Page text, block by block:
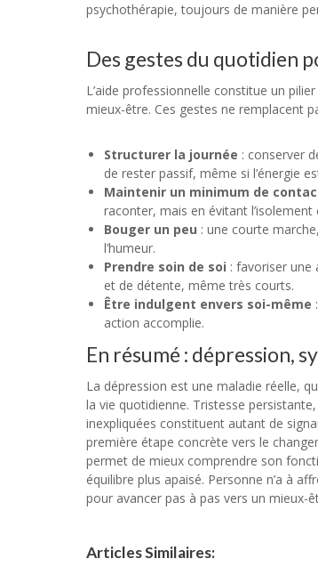
psychothérapie, toujours de manière
Des gestes du quotidien
L’aide professionnelle constitue un
mieux-être. Ces gestes ne remplacent
Structurer la journée : conserver
de rester passif, même si l’énergie
Maintenir un minimum de
raconter, mais en évitant l’isolement
Bouger un peu : une courte
l’humeur.
Prendre soin de soi : favoriser une
et de détente, même très courts.
Être indulgent envers soi-même
action accomplie.
En résumé : dépression,
La dépression est une maladie réelle,
la vie quotidienne. Tristesse
inexpliquées constituent autant de
première étape concrète vers le
permet de mieux comprendre son
équilibre plus apaisé. Personne n’a à
pour avancer pas à pas vers un mieux-
Articles Similaires: